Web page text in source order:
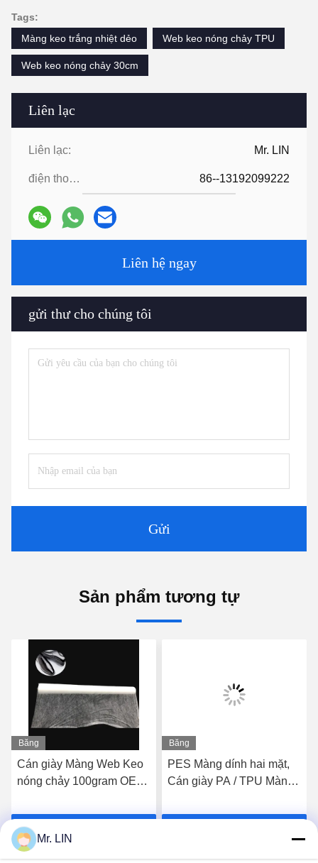
Liên lạc
Liên lạc: Mr. LIN
điện thoại: 86--13192099222
Liên hệ ngay
gửi thư cho chúng tôi
Gửi
Tags:
Màng keo trắng nhiệt dẻo
Web keo nóng chảy TPU
Web keo nóng chảy 30cm
Sản phẩm tương tự
Băng
hình
Cán giày Màng Web Keo
nóng chảy 100gram OEM
Nhận giá tốt nhất
Băng
hình
PES Màng dính hai mặt,
Cán giày PA / TPU Màng
cm2
Mr. LIN